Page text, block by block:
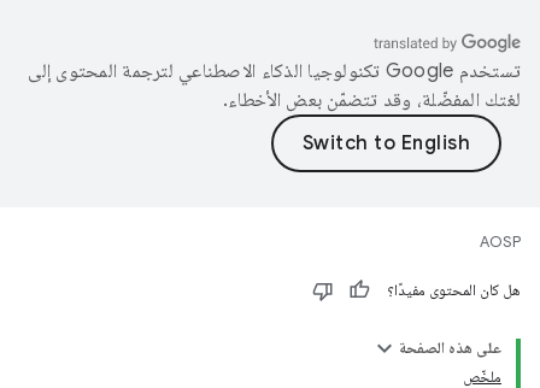
تستخدم Google تكنولوجيا الذكاء الاصطناعي لترجمة المحتوى إلى
لغتك المفضّلة، وقد تتضمّن بعض الأخطاء.
AOSP
هل كان المحتوى مفيدًا؟
على هذه الصفحة
ملخّص